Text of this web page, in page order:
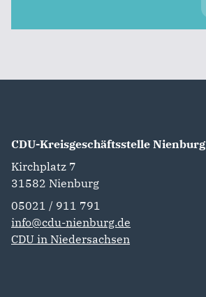
CDU-Kreisgeschäftsstelle Nienburg
Kirchplatz 7
31582 Nienburg
05021 / 911 791
info@cdu-nienburg.de
CDU in Niedersachsen